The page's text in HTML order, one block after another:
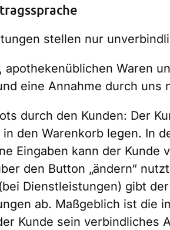
stellen nur
Waren
eine Annahme durch uns
durch den Kunden: Der
den Warenkorb legen. In
Eingaben kann der
den Button „ändern“
Dienstleistungen) gibt
ab. Maßgeblich ist die
Kunde sein verbindliches